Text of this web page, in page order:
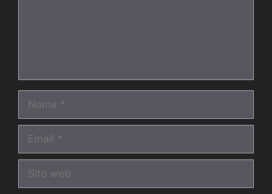
web